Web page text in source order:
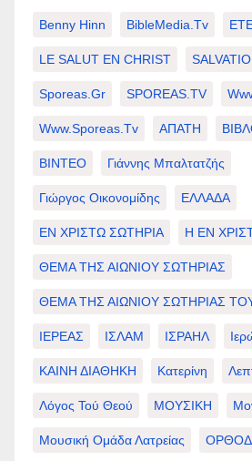
Benny Hinn BibleMedia.tv
LE SALUT EN CHRIST
Sporeas.gr SPOREAS.TV
Www.sporeas.tv ΑΠΑΤΗ
ΒΙΝΤΕΟ Γιάννης Μπαλτατζής
Γιώργος Οικονομίδης ΕΛΛΑΔΑ
ΕΝ ΧΡΙΣΤΩ ΣΩΤΗΡΙΑ Η ΕΝ
ΘΕΜΑ ΤΗΣ ΑΙΩΝΙΟΥ ΣΩΤΗΡΙΑΣ
ΘΕΜΑ ΤΗΣ ΑΙΩΝΙΟΥ ΣΩΤΗΡΙΑΣ
ΙΕΡΕΑΣ ΙΣΛΑΜ ΙΣΡΑΗΛ
ΚΑΙΝΗ ΔΙΑΘΗΚΗ Κατερίνη
Λόγος Τού Θεού ΜΟΥΣΙΚΗ
Μουσική Ομάδα Λατρείας